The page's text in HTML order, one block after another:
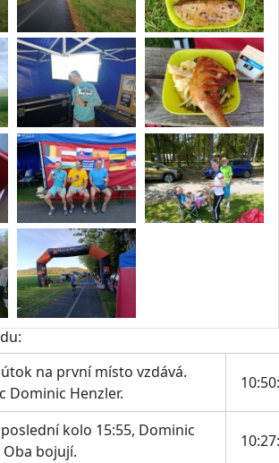
na první místo vzdává.
Dominic Henzler.
kolo 15:55, Dominic
Oba bojují.